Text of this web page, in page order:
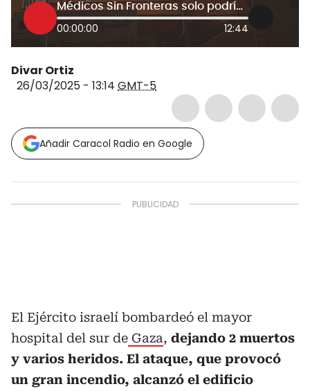
Médicos Sin Fronteras solo podría operar en Gaza por un mes más si Israel continúa bombardeando
00:00:00 12:44
Divar Ortiz
26/03/2025 - 13:14 GMT-5
Añadir Caracol Radio en Google
El Ejército israelí bombardeó el mayor
hospital del sur de Gaza, dejando 2 muertos
y varios heridos. El ataque, que provocó
un gran incendio, alcanzó el edificio